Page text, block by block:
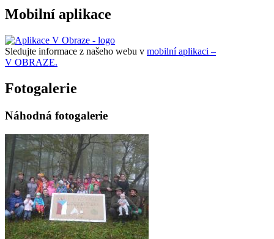
Mobilní aplikace
Sledujte informace z našeho webu v mobilní aplikaci –
V OBRAZE.
Fotogalerie
Náhodná fotogalerie